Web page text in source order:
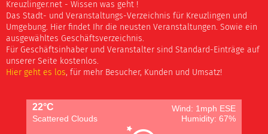
Kreuzlinger.net - Wissen was geht !
Das Stadt- und Veranstaltungs-Verzeichnis für Kreuzlingen und
Umgebung. Hier findet Ihr die neusten Veranstaltungen. Sowie ein
ausgewähltes Geschäftsverzeichnis.
Für Geschäftsinhaber und Veranstalter sind Standard-Einträge auf
unserer Seite kostenlos.
Hier geht es los, für mehr Besucher, Kunden und Umsatz!
22°C
Wind: 1mph ESE
Scattered Clouds
Humidity: 67%